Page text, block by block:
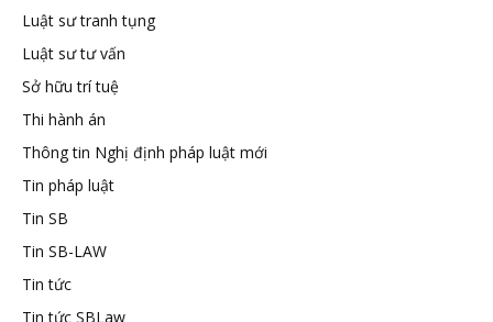
Luật sư tranh tụng
Luật sư tư vấn
Sở hữu trí tuệ
Thi hành án
Thông tin Nghị định pháp luật mới
Tin pháp luật
Tin SB
Tin SB-LAW
Tin tức
Tin tức SBLaw